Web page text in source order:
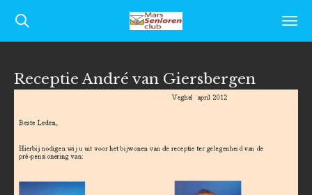
Ga
direct
de
Receptie André van Giersbergen